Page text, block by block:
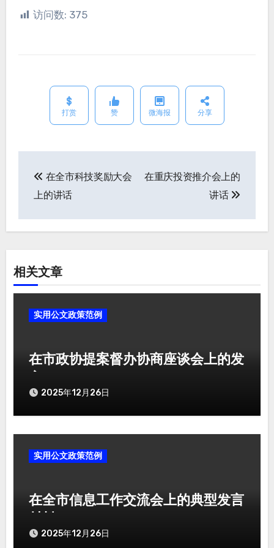
访问数: 375
打赏 赞 微海报 分享
文
章
导
航
在全市科技奖励大会
上的讲话
在重庆投资推介会上的
讲话
相关文章
实用公文政策范例
在市政协提案督办协商座谈会上的发
2025年12月26日
实用公文政策范例
在全市信息工作交流会上的典型发言
2025年12月26日